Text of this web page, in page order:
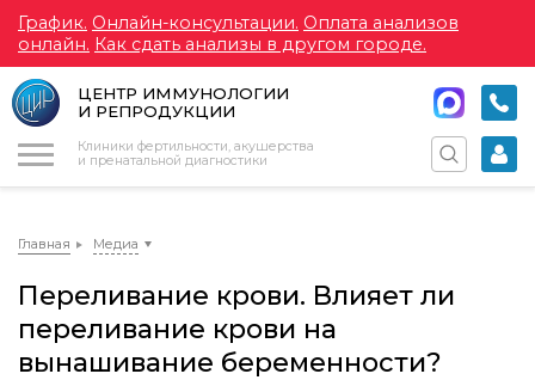
График. Онлайн-консультации. Оплата анализов
онлайн. Как сдать анализы в другом городе.
ЦЕНТР ИММУНОЛОГИИ
И РЕПРОДУКЦИИ
Клиники фертильности, акушерства
и пренатальной диагностики
Главная Медиа
Переливание крови. Влияет ли
переливание крови на
вынашивание беременности?